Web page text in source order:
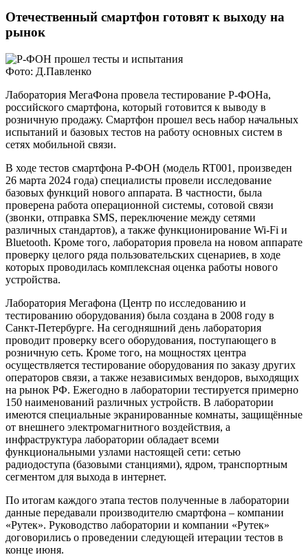
Отечественный смартфон готовят к выходу на
рынок
Фото: Д.Павленко
Лаборатория МегаФона провела тестирование Р-ФОНа,
российского смартфона, который готовится к выводу в
розничную продажу. Смартфон прошел весь набор начальных
испытаний и базовых тестов на работу основных систем в
сетях мобильной связи.
В ходе тестов смартфона Р-ФОН (модель RT001, произведен
26 марта 2024 года) специалисты провели исследование
базовых функций нового аппарата. В частности, была
проверена работа операционной системы, сотовой связи
(звонки, отправка SMS, переключение между сетями
различных стандартов), а также функционирование Wi-Fi и
Bluetooth. Кроме того, лаборатория провела на новом аппарате
проверку целого ряда пользовательских сценариев, в ходе
которых проводилась комплексная оценка работы нового
устройства.
Лаборатория Мегафона (Центр по исследованию и
тестированию оборудования) была создана в 2008 году в
Санкт-Петербурге. На сегодняшний день лаборатория
проводит проверку всего оборудования, поступающего в
розничную сеть. Кроме того, на мощностях центра
осуществляется тестирование оборудования по заказу других
операторов связи, а также независимых вендоров, выходящих
на рынок РФ. Ежегодно в лаборатории тестируется примерно
150 наименований различных устройств. В лаборатории
имеются специальные экранированные комнаты, защищённые
от внешнего электромагнитного воздействия, а
инфраструктура лаборатории обладает всеми
функциональными узлами настоящей сети: сетью
радиодоступа (базовыми станциями), ядром, транспортным
сегментом для выхода в интернет.
По итогам каждого этапа тестов полученные в лаборатории
данные передавали производителю смартфона – компании
«Рутек». Руководство лаборатории и компании «Рутек»
договорились о проведении следующей итерации тестов в
конце июня.